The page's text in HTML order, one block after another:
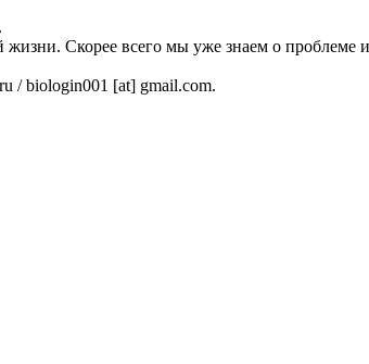
Скорее всего мы уже знаем о проблеме
/ biologin001 [at] gmail.com.